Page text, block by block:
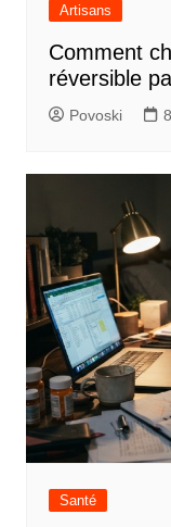
Artisans
Comment
réversible
Povoski
Santé